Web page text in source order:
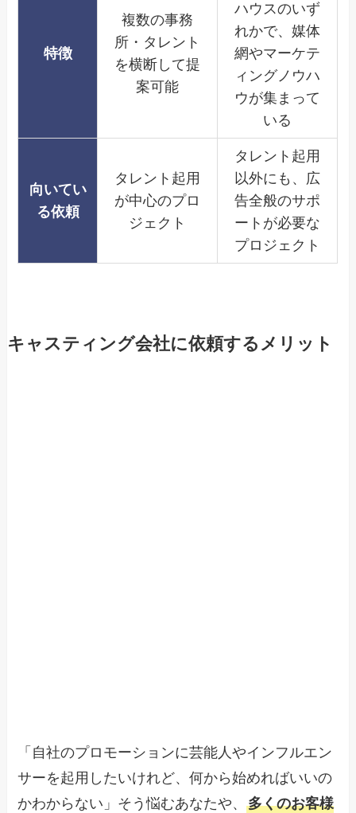
特徴
複数の事務
所・タレント
を横断して提
案可能
ハウスのいず
れかで、媒体
網やマーケテ
ィングノウハ
ウが集まって
いる
向いてい
る依頼
タレント起用
が中心のプロ
ジェクト
タレント起用
以外にも、広
告全般のサポ
ートが必要な
プロジェクト
キャスティング会社に依頼するメリット
「自社のプロモーションに芸能人やインフルエン
サーを起用したいけれど、何から始めればいいの
かわからない」そう悩むあなたや、多くのお客様